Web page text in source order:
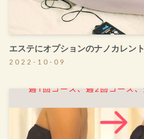
エステにオプションのナノカレント
2022-10-09